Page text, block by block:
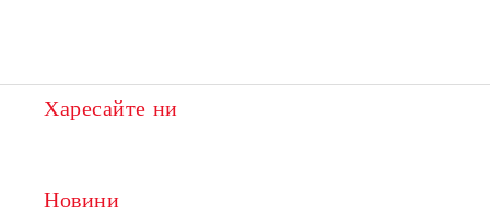
Харесайте ни
Новини